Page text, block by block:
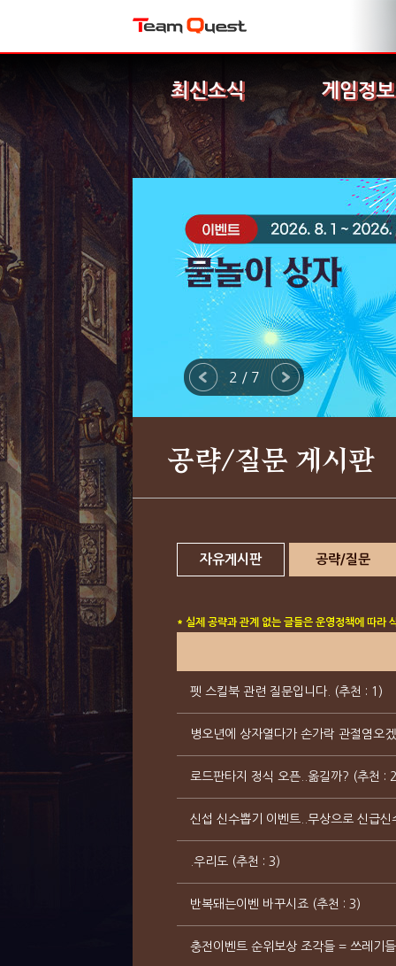
최신소식 게임정보
2 / 7
공략/질문 게시판
자유게시판 공략/질문
* 실제 공략과 관계 없는 글들은 운영정책에 따라
펫 스킬북 관련 질문입니다. (추천 : 1)
병오년에 상자열다가 손가락 관절염오
로드판타지 정식 오픈..옮길까? (추천 :
신섭 신수뽑기 이벤트..무상으로 신급
.우리도 (추천 : 3)
반복돼는이벤 바꾸시죠 (추천 : 3)
충전이벤트 순위보상 조각들 = 쓰레기